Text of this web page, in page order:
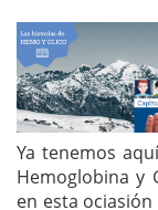
Ya tenemos
Hemoglobina y
en esta